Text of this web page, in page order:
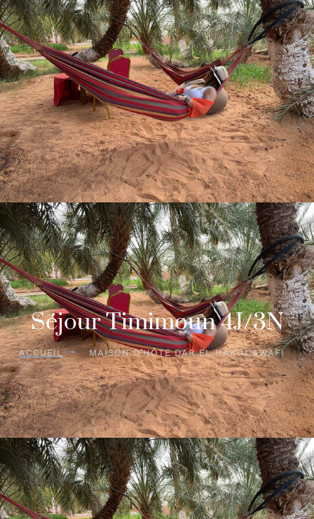
Séjour Timimoun 4J/3N
ACCUEIL MAISON D’HÔTE DAR EL HAKIM &WAFI